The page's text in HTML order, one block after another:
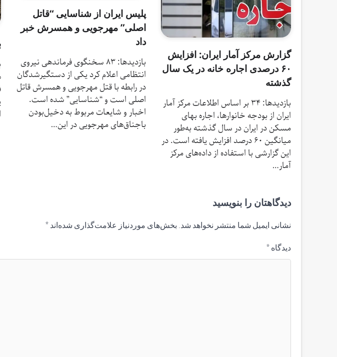
گزارش مرکز آمار ایران: افزایش
۶۰ درصدی اجاره خانه در یک سال
گذشته
بازدیدها: 34 بر اساس اطلاعات مرکز آمار
ایران از بودجه خانوارها، اجاره بهای
مسکن در ایران در سال گذشته به‌طور
میانگین ۶۰ درصد افزایش یافته است. در
این گزارشی با استفاده از داده‌های مرکز
آمار…
پلیس ایران از شناسایی “قاتل
اصلی” مهرجویی و همسرش خبر
داد
بازدیدها: 83 سخنگوی فرماندهی نیروی
انتظامی اعلام کرد یکی از دستگیرشدگان
در رابطه با قتل مهرجویی و همسرش قاتل
اصلی است و “شناسایی” شده است.
اخبار و شایعات مربوط به دخیل‌بودن
باجناق‌های مهرجویی در این…
دیدگاهتان را بنویسید
نشانی ایمیل شما منتشر نخواهد شد. بخش‌های موردنیاز علامت‌گذاری شده‌اند *
دیدگاه *